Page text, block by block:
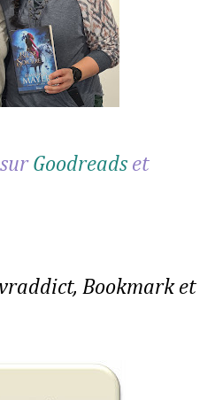
Goodreads et
Bookmark et